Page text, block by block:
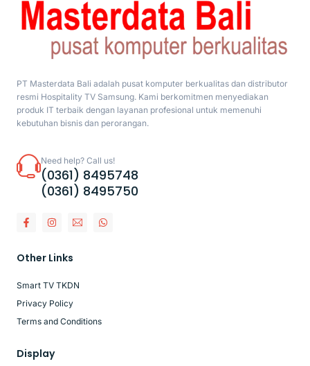
PT Masterdata Bali adalah pusat komputer berkualitas dan distributor
resmi Hospitality TV Samsung. Kami berkomitmen menyediakan
produk IT terbaik dengan layanan profesional untuk memenuhi
kebutuhan bisnis dan perorangan.
Need help? Call us!
(0361) 8495748
(0361) 8495750
Other Links
Smart TV TKDN
Privacy Policy
Terms and Conditions
Display